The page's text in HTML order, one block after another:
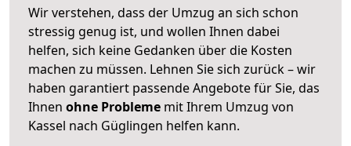
Wir verstehen, dass der Umzug an sich schon
stressig genug ist, und wollen Ihnen dabei
helfen, sich keine Gedanken über die Kosten
machen zu müssen. Lehnen Sie sich zurück – wir
haben garantiert passende Angebote für Sie, das
Ihnen ohne Probleme mit Ihrem Umzug von
Kassel nach Güglingen helfen kann.